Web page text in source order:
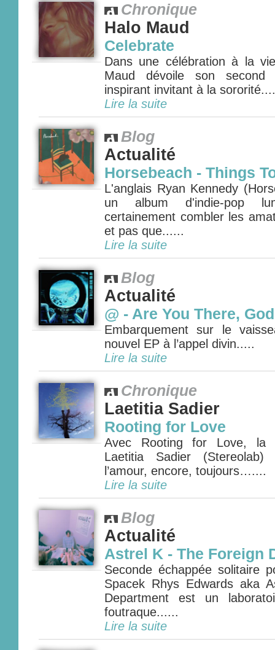
Chronique
Halo Maud
Celebrate
Dans une célébration à la
Maud dévoile son second
inspirant invitant à la
Lire la suite
Blog
Actualité
Horsebeach - Things
L'anglais Ryan Kennedy
un album d'indie-pop
certainement combler les
et pas que......
Lire la suite
Blog
Actualité
@ - Are You There,
Embarquement sur le
nouvel EP à l’appel divin.....
Lire la suite
Chronique
Laetitia Sadier
Rooting for Love
Avec Rooting for Love, la
Laetitia Sadier
l’amour, encore, toujours…....
Lire la suite
Blog
Actualité
Astrel K - The Foreign
Seconde échappée solitaire
Spacek Rhys Edwards aka
Department est un
foutraque......
Lire la suite